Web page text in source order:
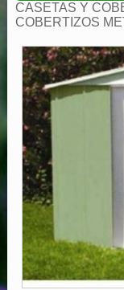
CASETAS Y
COBERTIZOS